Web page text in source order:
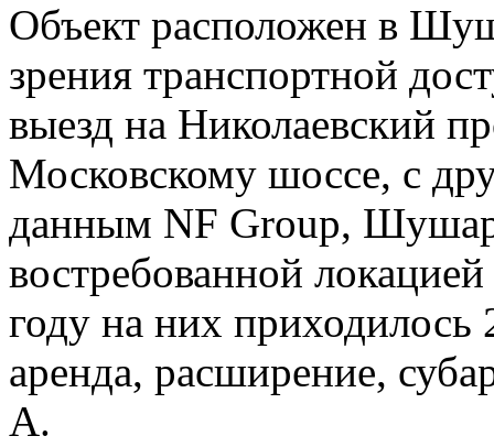
Объект расположен в
зрения транспортной
выезд на Николаевский
Московскому шоссе, с
данным NF Group,
востребованной
году на них приходилось
аренда, расширение,
А.